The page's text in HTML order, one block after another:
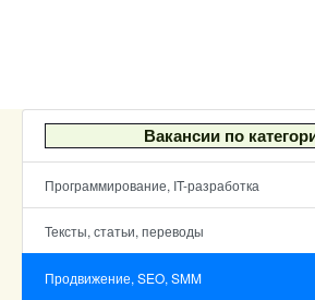
Вакансии по
Программирование, IT-разработка
Тексты, статьи, переводы
Продвижение, SEO, SMM